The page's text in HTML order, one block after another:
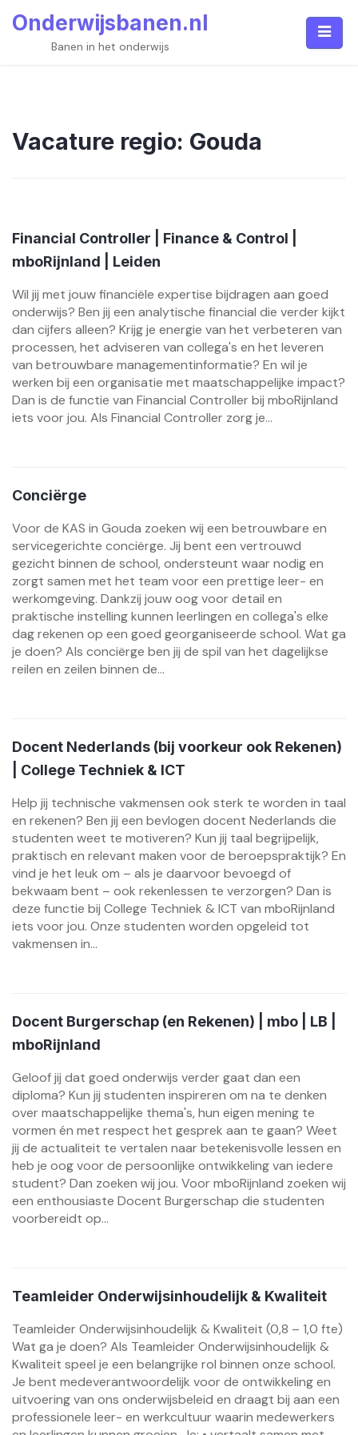
Onderwijsbanen.nl
Banen in het onderwijs
Vacature regio: Gouda
Financial Controller | Finance & Control |
mboRijnland | Leiden
Wil jij met jouw financiële expertise bijdragen aan goed
onderwijs? Ben jij een analytische financial die verder kijkt
dan cijfers alleen? Krijg je energie van het verbeteren van
processen, het adviseren van collega's en het leveren
van betrouwbare managementinformatie? En wil je
werken bij een organisatie met maatschappelijke impact?
Dan is de functie van Financial Controller bij mboRijnland
iets voor jou. Als Financial Controller zorg je...
Conciërge
Voor de KAS in Gouda zoeken wij een betrouwbare en
servicegerichte conciërge. Jij bent een vertrouwd
gezicht binnen de school, ondersteunt waar nodig en
zorgt samen met het team voor een prettige leer- en
werkomgeving. Dankzij jouw oog voor detail en
praktische instelling kunnen leerlingen en collega's elke
dag rekenen op een goed georganiseerde school. Wat ga
je doen? Als conciërge ben jij de spil van het dagelijkse
reilen en zeilen binnen de...
Docent Nederlands (bij voorkeur ook Rekenen)
| College Techniek & ICT
Help jij technische vakmensen ook sterk te worden in taal
en rekenen? Ben jij een bevlogen docent Nederlands die
studenten weet te motiveren? Kun jij taal begrijpelijk,
praktisch en relevant maken voor de beroepspraktijk? En
vind je het leuk om – als je daarvoor bevoegd of
bekwaam bent – ook rekenlessen te verzorgen? Dan is
deze functie bij College Techniek & ICT van mboRijnland
iets voor jou. Onze studenten worden opgeleid tot
vakmensen in...
Docent Burgerschap (en Rekenen) | mbo | LB |
mboRijnland
Geloof jij dat goed onderwijs verder gaat dan een
diploma? Kun jij studenten inspireren om na te denken
over maatschappelijke thema's, hun eigen mening te
vormen én met respect het gesprek aan te gaan? Weet
jij de actualiteit te vertalen naar betekenisvolle lessen en
heb je oog voor de persoonlijke ontwikkeling van iedere
student? Dan zoeken wij jou. Voor mboRijnland zoeken wij
een enthousiaste Docent Burgerschap die studenten
voorbereidt op...
Teamleider Onderwijsinhoudelijk & Kwaliteit
Teamleider Onderwijsinhoudelijk & Kwaliteit (0,8 – 1,0 fte)
Wat ga je doen? Als Teamleider Onderwijsinhoudelijk &
Kwaliteit speel je een belangrijke rol binnen onze school.
Je bent medeverantwoordelijk voor de ontwikkeling en
uitvoering van ons onderwijsbeleid en draagt bij aan een
professionele leer- en werkcultuur waarin medewerkers